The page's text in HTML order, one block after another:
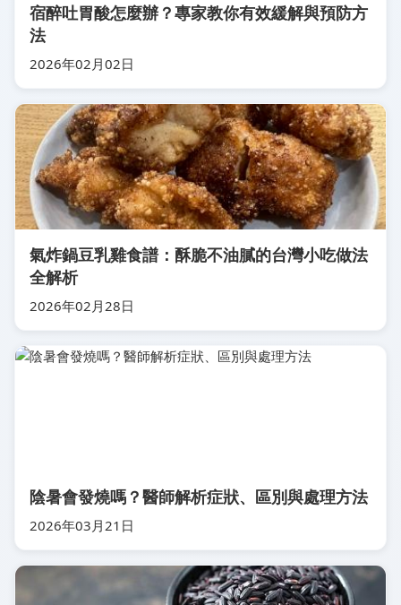
宿醉吐胃酸怎麼辦？專家教你有效緩解與預防方
法
2026年02月02日
氣炸鍋豆乳雞食譜：酥脆不油膩的台灣小吃做法
全解析
2026年02月28日
陰暑會發燒嗎？醫師解析症狀、區別與處理方法
2026年03月21日